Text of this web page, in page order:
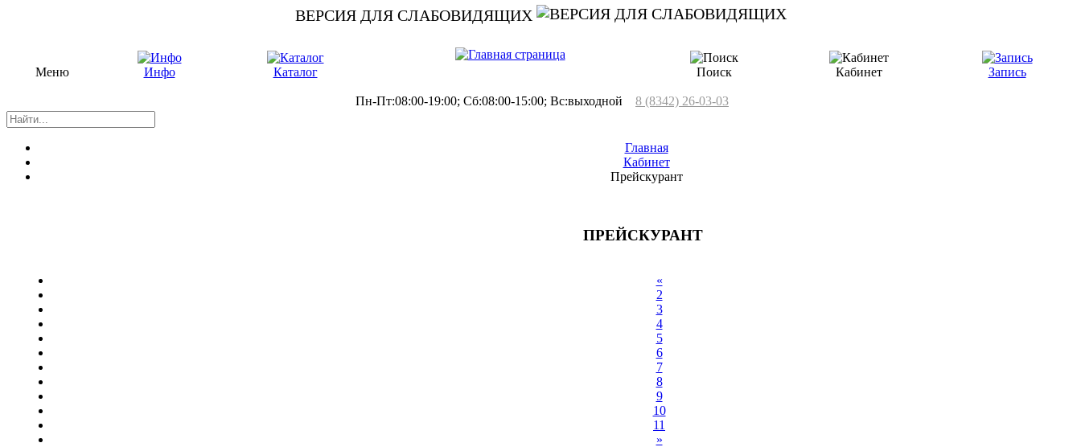
ВЕРСИЯ ДЛЯ СЛАБОВИДЯЩИХ
Меню Инфо Каталог Поиск Кабинет Запись
Пн-Пт:08:00-19:00; Сб:08:00-15:00; Вс:выходной 8 (8342) 26-03-03
Главная
Кабинет
Прейскурант
ПРЕЙСКУРАНТ
«
2
3
4
5
6
7
8
9
10
11
»